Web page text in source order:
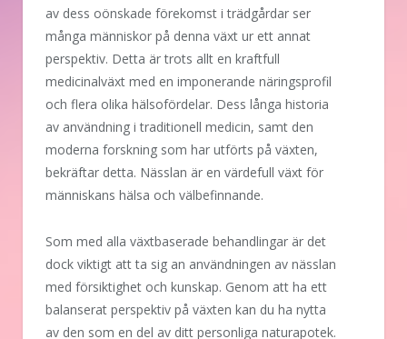
av dess oönskade förekomst i trädgårdar ser
många människor på denna växt ur ett annat
perspektiv. Detta är trots allt en kraftfull
medicinalväxt med en imponerande näringsprofil
och flera olika hälsofördelar. Dess långa historia
av användning i traditionell medicin, samt den
moderna forskning som har utförts på växten,
bekräftar detta. Nässlan är en värdefull växt för
människans hälsa och välbefinnande.
Som med alla växtbaserade behandlingar är det
dock viktigt att ta sig an användningen av nässlan
med försiktighet och kunskap. Genom att ha ett
balanserat perspektiv på växten kan du ha nytta
av den som en del av ditt personliga naturapotek.